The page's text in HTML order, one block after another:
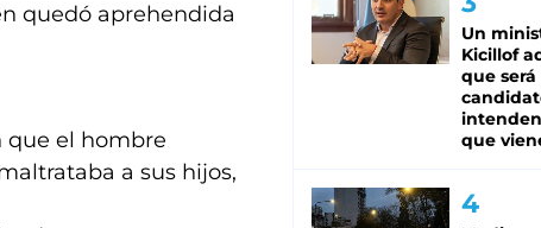
quedó aprehendida
que el hombre
a sus hijos,
Un
Kicillof
que será
que